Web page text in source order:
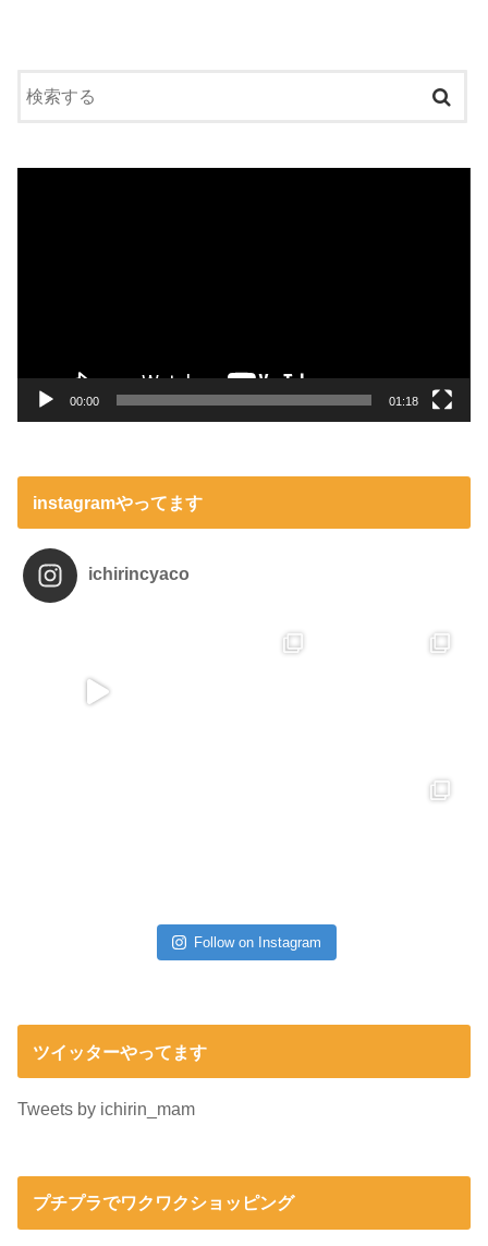
00:00 01:18
instagramやってます
ichirincyaco
Follow on Instagram
ツイッターやってます
Tweets by ichirin_mam
プチプラでワクワクショッピング